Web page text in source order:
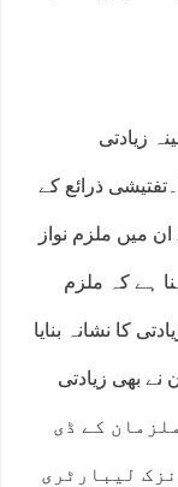
زیادتی
ذرائع کے
میں ملزم نواز
ہے کہ ملزم
کا نشانہ بنایا
نے بھی زیادتی
کی ۔تفتیشی ذرائع کے مطابق پولیس نے 8 ملزمان کے ڈی
لیبارٹری